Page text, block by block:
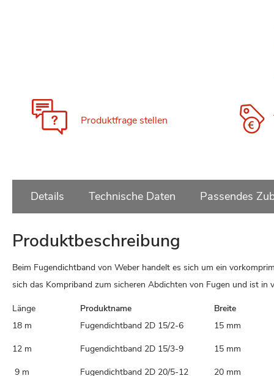
Produktfrage stellen
Details Technische Daten Passendes
Produktbeschreibung
Beim Fugendichtband von Weber handelt es sich um ein
sich das Kompriband zum sicheren Abdichten von Fugen und ist in
Länge Produktname Breite
18 m
Fugendichtband 2D 15/2-6 15 mm
12 m
Fugendichtband 2D 15/3-9 15 mm
9 m
Fugendichtband 2D 20/5-12 20 mm